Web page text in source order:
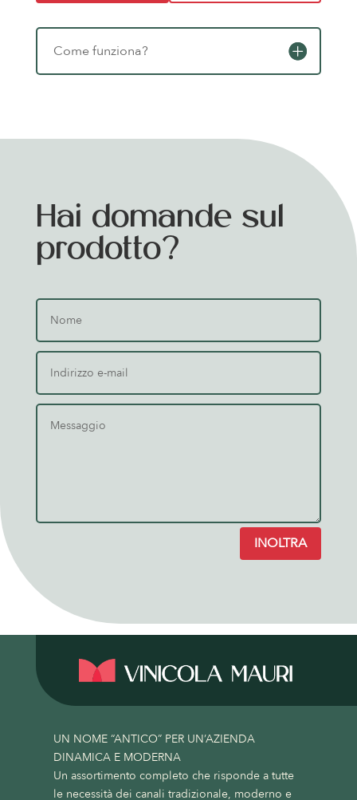
Come funziona?
Hai domande sul
prodotto?
INOLTRA
UN NOME “ANTICO” PER UN’AZIENDA
DINAMICA E MODERNA
Un assortimento completo che risponde a tutte
le necessità dei canali tradizionale, moderno e